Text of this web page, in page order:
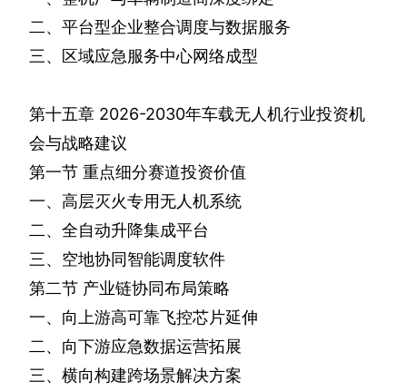
二、平台型企业整合调度与数据服务
三、区域应急服务中心网络成型
第十五章 2026-2030年车载无人机行业投资机
会与战略建议
第一节 重点细分赛道投资价值
一、高层灭火专用无人机系统
二、全自动升降集成平台
三、空地协同智能调度软件
第二节 产业链协同布局策略
一、向上游高可靠飞控芯片延伸
二、向下游应急数据运营拓展
三、横向构建跨场景解决方案